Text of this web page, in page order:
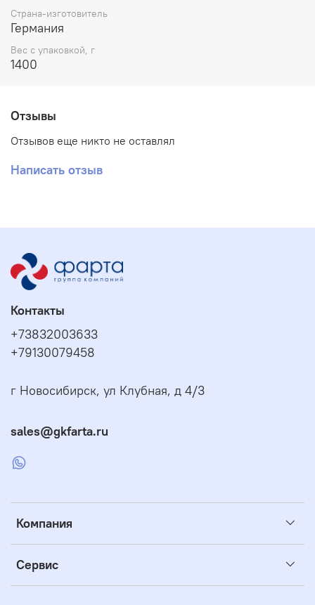
Страна-изготовитель
Германия
Вес с упаковкой, г
1400
Отзывы
Отзывов еще никто не оставлял
Написать отзыв
Компания
Сервис
Контакты
+73832003633
+79130079458
г Новосибирск, ул Клубная, д 4/3
sales@gkfarta.ru